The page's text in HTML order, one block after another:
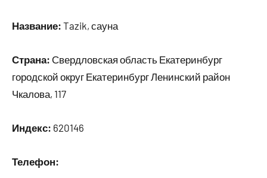
Название: Tazik, сауна
Страна: Свердловская область Екатеринбург
городской округ Екатеринбург Ленинский район
Чкалова, 117
Индекс: 620146
Телефон: